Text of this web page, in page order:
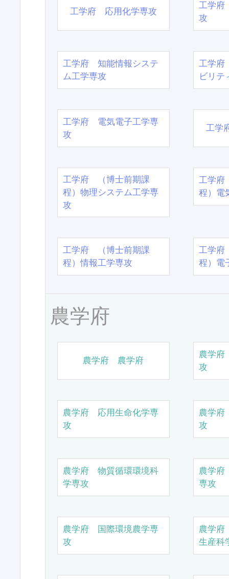
工学府 応用化学専攻
工学府
攻
工学府 知能情報システ
ム工学専攻
工学府
ビリテ
工学府 電気電子工学専
攻
工学
工学府 （博士前期課
程）物理システム工学専
攻
工学
程）電
工学府 （博士前期課
程）情報工学専攻
工学
程）電
農学府
農学府 農学府
農学
攻
農学府 応用生命化学専
攻
農学
攻
農学府 物質循環環境科
学専攻
農学
専攻
農学府 国際環境農学専
攻
農学
生産科